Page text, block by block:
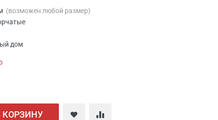
(возможен любой размер)
дом
КОРЗИНУ